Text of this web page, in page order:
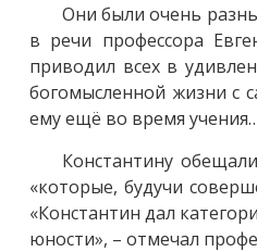
Они были очень
в речи профессора
приводил всех в
богомысленной жизни с
ему ещё во время
Константину
«которые, будучи
«Константин дал
юности», – отмечал